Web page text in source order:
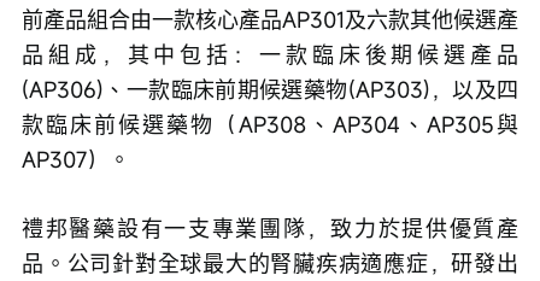
前產品組合由一款核心產品AP301及六款其他候選產
品組成，其中包括：一款臨床後期候選產品
(AP306)、一款臨床前期候選藥物(AP303)，以及四
款臨床前候選藥物（AP308、AP304、AP305與
AP307）。
禮邦醫藥設有一支專業團隊，致力於提供優質產
品。公司針對全球最大的腎臟疾病適應症，研發出